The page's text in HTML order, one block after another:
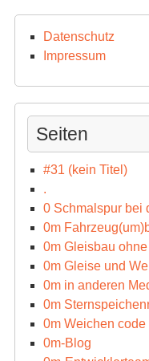
Datenschutz
Impressum
Seiten
#31 (kein Titel)
.
0 Schmalspur bei
0m
0m Gleisbau
0m Gleise und
0m in anderen
0m
0m Weichen
0m-Blog